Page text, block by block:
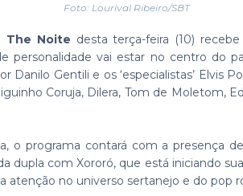
Foto: Lourival Ribeiro/SBT
The Noite desta terça-feira (10)
personalidade vai estar no centro do
Danilo Gentili e os ‘especialistas’ Elvis
Coruja, Dilera, Tom de Moletom,
o programa contará com a presença
dupla com Xororó, que está iniciando
atenção no universo sertanejo e do pop